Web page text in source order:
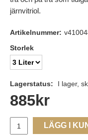
järnvitriol.
Artikelnummer:
Storlek
Lagerstatus: I lager,
885kr
LÄGG I